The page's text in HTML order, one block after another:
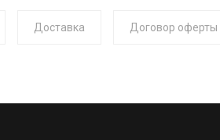
Доставка Договор оферты